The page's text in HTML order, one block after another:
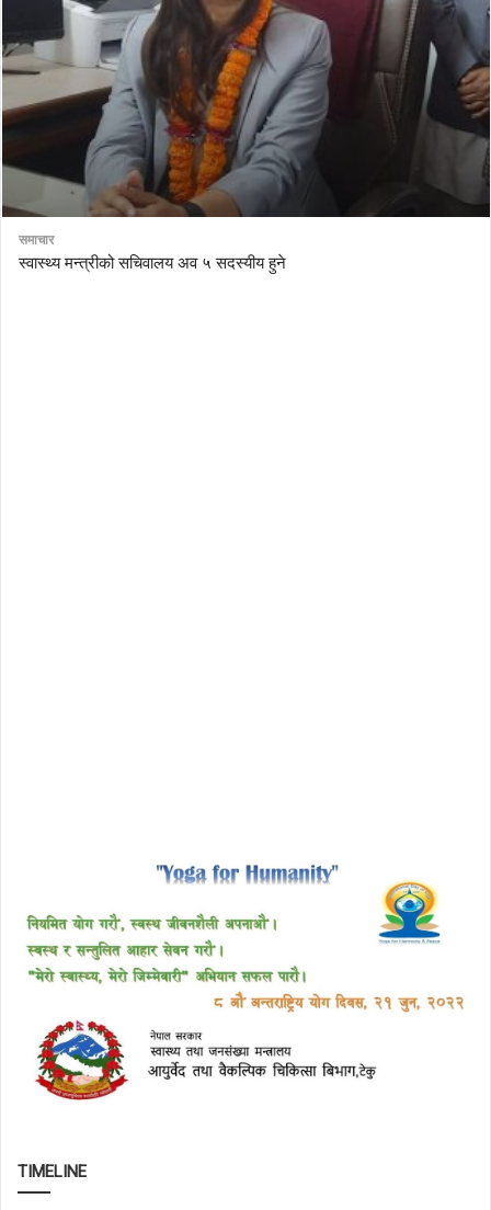
समाचार
स्वास्थ्य मन्त्रीको सचिवालय अव ५ सदस्यीय हुने
TIMELINE